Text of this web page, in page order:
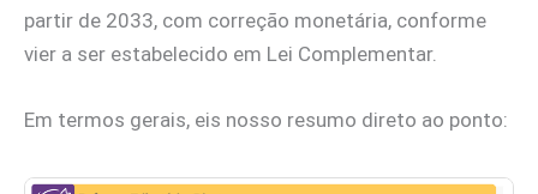
partir de 2033, com correção monetária, conforme
vier a ser estabelecido em Lei Complementar.
Em termos gerais, eis nosso resumo direto ao ponto: